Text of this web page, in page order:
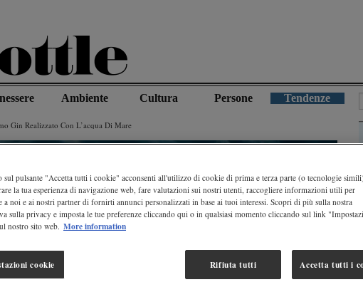
Ambiente Cultura Persone Tendenze
Gin Realizzato Con L’acqua Di Mare
sul pulsante "Accetta tutti i cookie" acconsenti all'utilizzo di cookie di prima e terza parte (o tecnologie
la tua esperienza di navigazione web, fare valutazioni sui nostri utenti, raccogliere informazioni utili per
a noi e ai nostri partner di fornirti annunci personalizzati in base ai tuoi interessi. Scopri di più sulla nostra
sulla privacy e imposta le tue preferenze cliccando qui o in qualsiasi momento cliccando sul link
nostro sito web. More information
Rifiuta tutti Accetta tutti i
cookie